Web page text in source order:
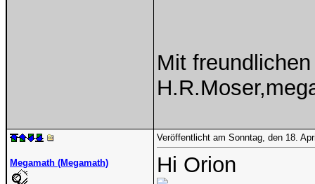
Mit
Megamath (Megamath)
Veröffentlicht am Sonntag, den 18.
Hi Orion